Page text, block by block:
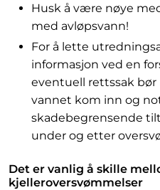
Husk å være nøye
med avløpsvann!
For å lette
informasjon ved en
eventuell rettssak
vannet kom inn og
skadebegrensende
under og etter
Det er vanlig å skille
kjelleroversvømmelser